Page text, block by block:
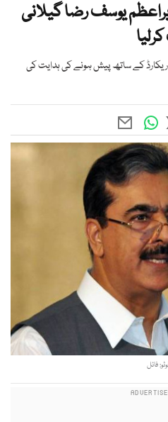
یوسف رضا گیلانی
ریکارڈ کے ساتھ پیش ہونے کی ہدایت کی
فائل